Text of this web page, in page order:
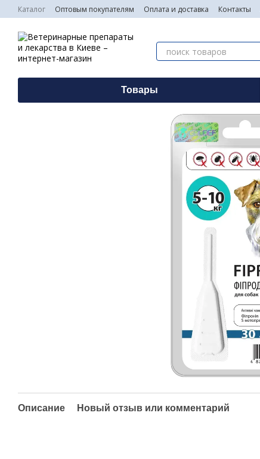
Перейти к основному контенту
Каталог Оптовым покупателям Оплата и доставка Контакты
Товары
Описание Новый отзыв или комментарий